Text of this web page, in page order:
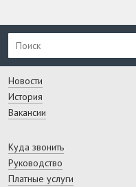
Новости
История
Вакансии
Куда звонить
Руководство
Платные услуги